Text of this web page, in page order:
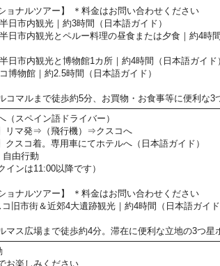
ョナルツアー】 ＊料金はお問い合わせください
日市内観光｜約3時間（日本語ガイド）
半日市内観光とペルー料理の昼食または夕食｜約4時
日市内観光と博物館1カ所｜約4時間（日本語ガイド
博物館｜約2.5時間（日本語ガイド）
コマルまで徒歩約5分、お買物・お食事等に便利な3
（スペイン語ドライバー）
】リマ発⇒（飛行機）⇒クスコへ
クスコ着。専用車にてホテルへ（日本語ガイド）
自由行動
インは11:00以降です）
ョナルツアー】 ＊料金はお問い合わせください
コ旧市街＆近郊4大遺跡観光｜約4時間（日本語ガイド
マス広場まで徒歩約4分。滞在に便利な立地の3つ星
お楽しみください